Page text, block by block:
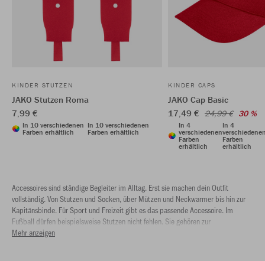
KINDER STUTZEN
JAKO Stutzen Roma
7,99 €
In 10 verschiedenen
Farben erhältlich
In 10 verschiedenen
Farben erhältlich
KINDER CAPS
JAKO Cap Basic
17,49 € 24,99 € 30 %
In 4
verschiedenen
Farben
erhältlich
In 4
Farben
erhältlich
Accessoires sind ständige Begleiter im Alltag. Erst sie machen dein Outfit
vollständig. Von Stutzen und Socken, über Mützen und Neckwarmer bis hin zur
Kapitänsbinde. Für Sport und Freizeit gibt es das passende Accessoire. Im
Fußball dürfen beispielsweise Stutzen nicht fehlen. Sie gehören zur
Teamausstattung dazu und sorgen für optimalen Halt des Schienbeinschoners.
Mehr anzeigen